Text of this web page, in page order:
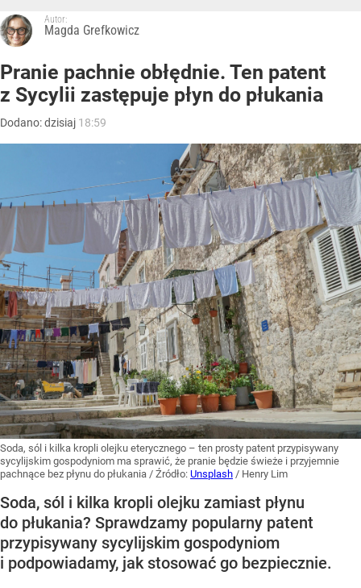
Autor:
Magda Grefkowicz
Pranie pachnie obłędnie. Ten patent
z Sycylii zastępuje płyn do płukania
Dodano:dzisiaj 18:59
Soda, sól i kilka kropli olejku eterycznego – ten prosty patent przypisywany
sycylijskim gospodyniom ma sprawić, że pranie będzie świeże i przyjemnie
pachnące bez płynu do płukania / Źródło: Unsplash / Henry Lim
Soda, sól i kilka kropli olejku zamiast płynu
do płukania? Sprawdzamy popularny patent
przypisywany sycylijskim gospodyniom
i podpowiadamy, jak stosować go bezpiecznie.